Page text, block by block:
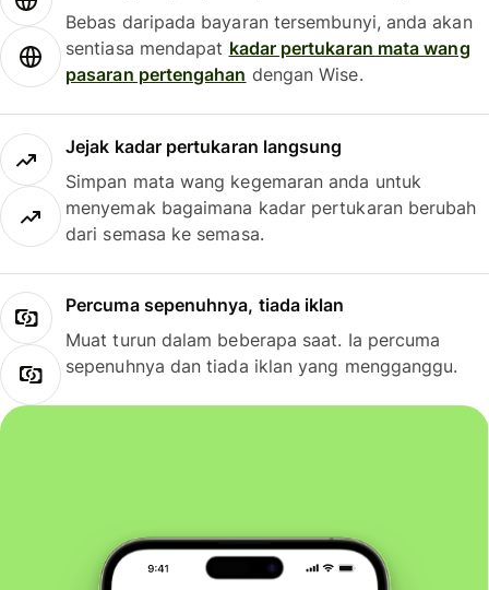
Bebas daripada bayaran tersembunyi, anda akan
sentiasa mendapat kadar pertukaran mata wang
pasaran pertengahan dengan Wise.
Jejak kadar pertukaran langsung
Simpan mata wang kegemaran anda untuk
menyemak bagaimana kadar pertukaran berubah
dari semasa ke semasa.
Percuma sepenuhnya, tiada iklan
Muat turun dalam beberapa saat. Ia percuma
sepenuhnya dan tiada iklan yang mengganggu.